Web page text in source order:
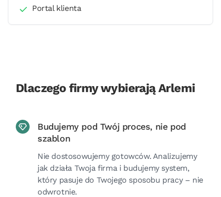
Portal klienta
Dlaczego firmy wybierają Arlemi
Budujemy pod Twój proces, nie pod
szablon
Nie dostosowujemy gotowców. Analizujemy
jak działa Twoja firma i budujemy system,
który pasuje do Twojego sposobu pracy – nie
odwrotnie.